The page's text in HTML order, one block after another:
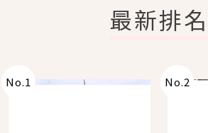
最新排名
No.1 No.2